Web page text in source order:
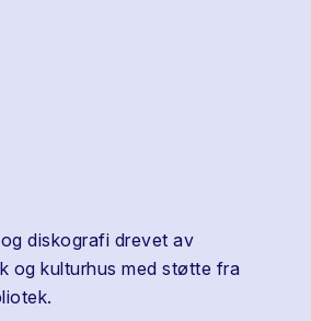
diskografi drevet av
og kulturhus med støtte fra